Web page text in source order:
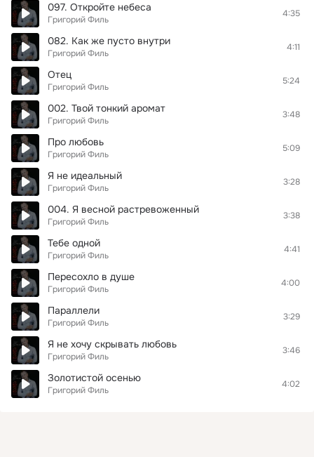
097. Откройте небеса
Григорий Филь
4:35
082. Как же пусто внутри
Григорий Филь
4:11
Отец
Григорий Филь
5:24
002. Твой тонкий аромат
Григорий Филь
3:48
Про любовь
Григорий Филь
5:09
Я не идеальный
Григорий Филь
3:28
004. Я весной растревоженный
Григорий Филь
3:38
Тебе одной
Григорий Филь
4:41
Пересохло в душе
Григорий Филь
4:00
Параллели
Григорий Филь
3:29
Я не хочу скрывать любовь
Григорий Филь
3:46
Золотистой осенью
Григорий Филь
4:02